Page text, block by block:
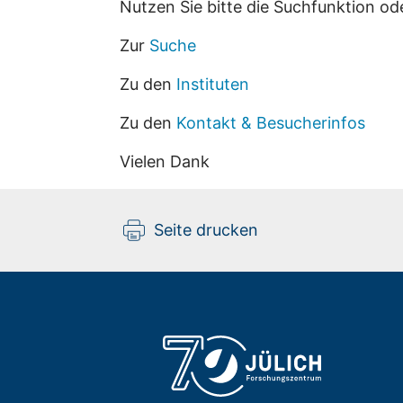
Nutzen Sie bitte die Suchfunktion
Zur Suche
Zu den Instituten
Zu den Kontakt & Besucherinfos
Vielen Dank
Seite drucken